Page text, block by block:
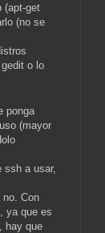
(apt-get
(no se
o lo
ponga
(mayor
a usar,
no. Con
ya que es
hay que